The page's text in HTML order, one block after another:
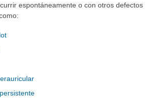
espontáneamente o con otros defectos